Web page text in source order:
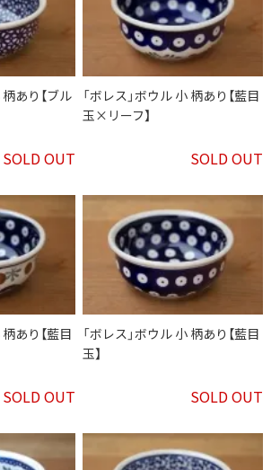
あり【ブル
SOLD OUT
「ボレス」ボウル 小 柄あり【藍目
玉×リーフ】
SOLD OUT
あり【藍目
SOLD OUT
「ボレス」ボウル 小 柄あり【藍目
玉】
SOLD OUT